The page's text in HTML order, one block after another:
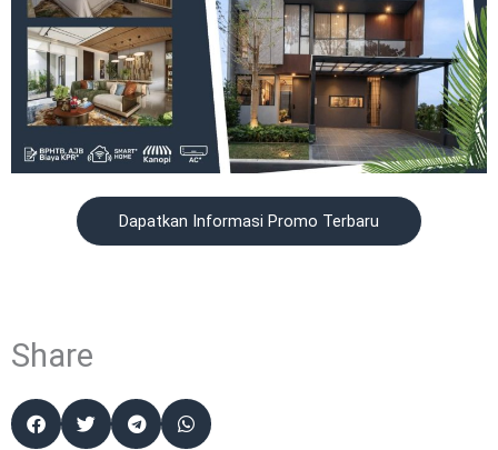
Dapatkan Informasi Promo Terbaru
Share